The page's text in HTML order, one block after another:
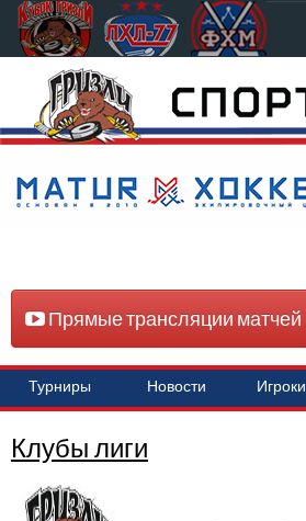
Прямые трансляции матчей
Турниры Новости Игроки
Клубы лиги